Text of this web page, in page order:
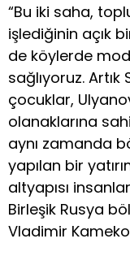
“Bu iki saha,
işlediğinin açık
de köylerde
sağlıyoruz.
çocuklar,
olanaklarına
aynı zamanda
yapılan bir
altyapısı
Birleşik Rusya
Vladimir